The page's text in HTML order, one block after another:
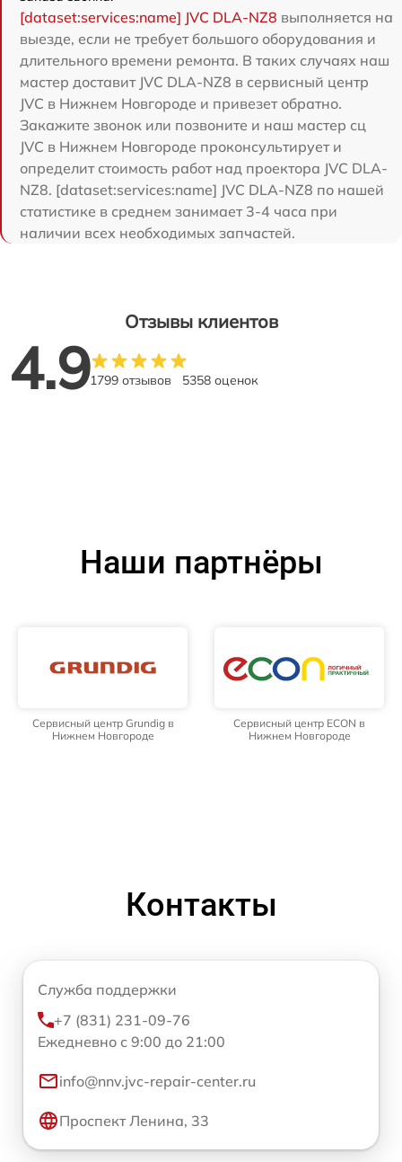
[dataset:services:name] JVC DLA-NZ8 выполняется на
выезде, если не требует большого оборудования и
длительного времени ремонта. В таких случаях наш
мастер доставит JVC DLA-NZ8 в сервисный центр
JVC в Нижнем Новгороде и привезет обратно.
Закажите звонок или позвоните и наш мастер сц
JVC в Нижнем Новгороде проконсультирует и
определит стоимость работ над проектора JVC DLA-
NZ8. [dataset:services:name] JVC DLA-NZ8 по нашей
статистике в среднем занимает 3-4 часа при
наличии всех необходимых запчастей.
Отзывы клиентов
4.91799 отзывов 5358 оценок
Наши партнёры
Сервисный центр Grundig в
Нижнем Новгороде
Сервисный центр ECON в
Нижнем Новгороде
Контакты
Служба поддержки
+7 (831) 231-09-76
Ежедневно с 9:00 до 21:00
info@nnv.jvc-repair-center.ru
Проспект Ленина, 33